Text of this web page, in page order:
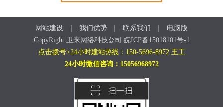
网站建设 我们优势 联系我们
电脑版
CopyRight 卫来网络科技公司 皖ICP备15018101号-1
点击拨号>24小时建站热线：150-5696-8972 王工
24小时微信咨询：15056968972